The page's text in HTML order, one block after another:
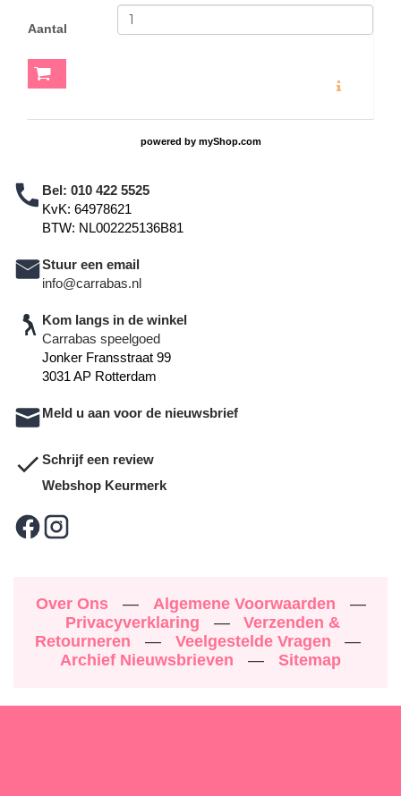
Aantal
powered by myShop.com
Bel: 010 422 5525
KvK: 64978621
BTW: NL002225136B81
Stuur een email
info@carrabas.nl
Kom langs in de winkel
Carrabas speelgoed
Jonker Fransstraat 99
3031 AP Rotterdam
Meld u aan voor de nieuwsbrief
Schrijf een review
Webshop Keurmerk
Over Ons — Algemene Voorwaarden
—
Privacyverklaring
—
Verzenden &
Retourneren
— Veelgestelde Vragen
—
Archief Nieuwsbrieven
— Sitemap